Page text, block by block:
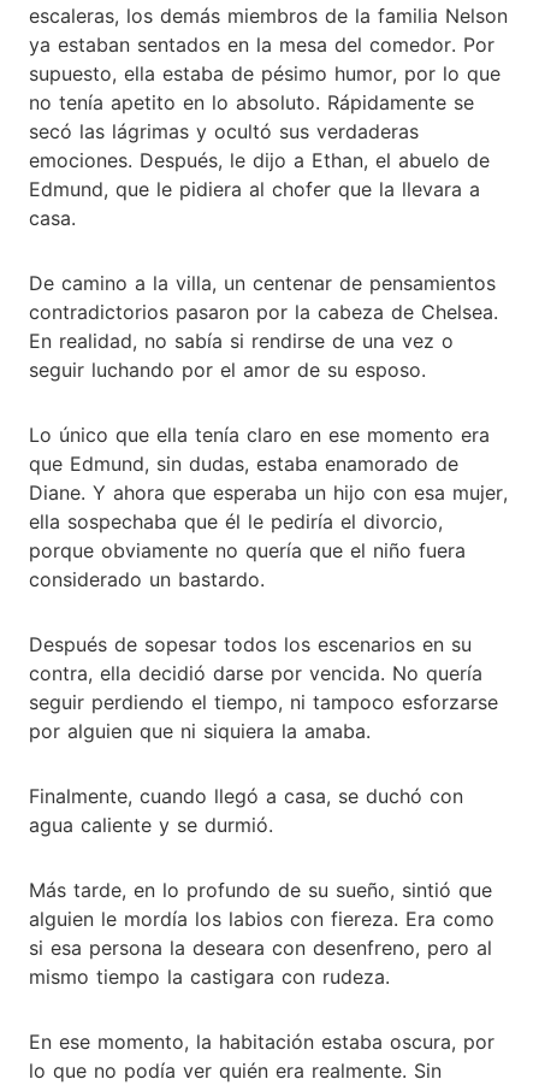
escaleras, los demás miembros de la familia Nelson
ya estaban sentados en la mesa del comedor. Por
supuesto, ella estaba de pésimo humor, por lo que
no tenía apetito en lo absoluto. Rápidamente se
secó las lágrimas y ocultó sus verdaderas
emociones. Después, le dijo a Ethan, el abuelo de
Edmund, que le pidiera al chofer que la llevara a
casa.
De camino a la villa, un centenar de pensamientos
contradictorios pasaron por la cabeza de Chelsea.
En realidad, no sabía si rendirse de una vez o
seguir luchando por el amor de su esposo.
Lo único que ella tenía claro en ese momento era
que Edmund, sin dudas, estaba enamorado de
Diane. Y ahora que esperaba un hijo con esa mujer,
ella sospechaba que él le pediría el divorcio,
porque obviamente no quería que el niño fuera
considerado un bastardo.
Después de sopesar todos los escenarios en su
contra, ella decidió darse por vencida. No quería
seguir perdiendo el tiempo, ni tampoco esforzarse
por alguien que ni siquiera la amaba.
Finalmente, cuando llegó a casa, se duchó con
agua caliente y se durmió.
Más tarde, en lo profundo de su sueño, sintió que
alguien le mordía los labios con fiereza. Era como
si esa persona la deseara con desenfreno, pero al
mismo tiempo la castigara con rudeza.
En ese momento, la habitación estaba oscura, por
lo que no podía ver quién era realmente. Sin